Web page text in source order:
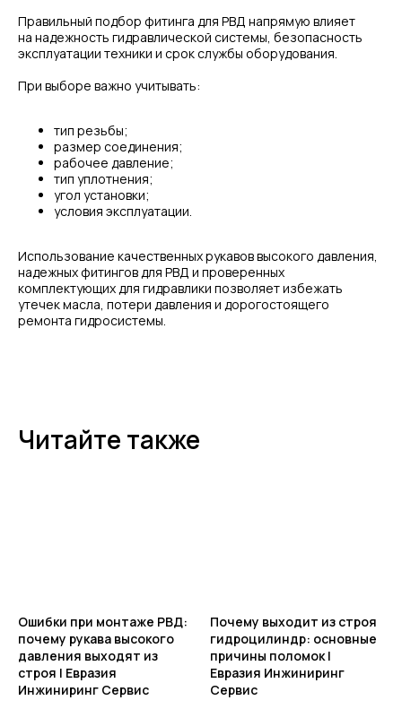
Правильный подбор фитинга для РВД напрямую влияет
на надежность гидравлической системы, безопасность
эксплуатации техники и срок службы оборудования.
При выборе важно учитывать:
тип резьбы;
размер соединения;
рабочее давление;
тип уплотнения;
угол установки;
условия эксплуатации.
Использование качественных рукавов высокого давления,
надежных фитингов для РВД и проверенных
комплектующих для гидравлики позволяет избежать
утечек масла, потери давления и дорогостоящего
ремонта гидросистемы.
Читайте также
Ошибки при монтаже РВД:
почему рукава высокого
давления выходят из
строя | Евразия
Инжиниринг Сервис
Почему выходит из строя
гидроцилиндр: основные
причины поломок |
Евразия Инжиниринг
Сервис